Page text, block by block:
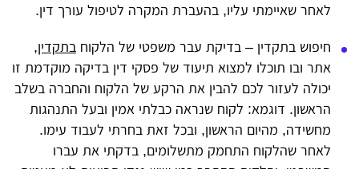
לאחר שאיימתי עליו, בהעברת המקרה לטיפול עורך דין.
חיפוש בתקדין – בדיקת עבר משפטי של הלקוח בתקדין,
אתר ובו תוכלו למצוא תיעוד של פסקי דין בדיקה מוקדמת זו
יכולה לעזור לכם להבין את הרקע של הלקוח והחברה בשלב
הראשון. דוגמא: לקוח שנראה כבלתי אמין ובעל התנהגות
מחשידה, מהיום הראשון, ובכל זאת בחרתי לעבוד עימו.
לאחר שהלקוח התחמק מתשלומים, בדקתי את עברו